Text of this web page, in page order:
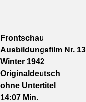
Frontschau
Ausbildungsfilm Nr. 13
Winter 1942
Originaldeutsch
ohne Untertitel
14:07 Min.